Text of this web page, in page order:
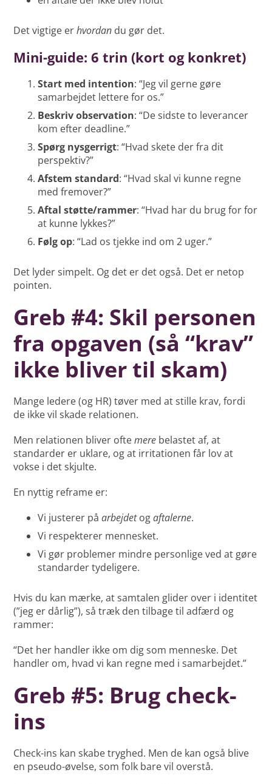
Det vigtige erhvordan du gør det.
Mini-guide: 6 trin (kort og konkret)
Start med intention: “Jeg vil gerne gøre
samarbejdet lettere for os.”
Beskriv observation: “De sidste to leverancer
kom efter deadline.”
Spørg nysgerrigt: “Hvad skete der fra dit
perspektiv?”
Afstem standard: “Hvad skal vi kunne regne
med fremover?”
Aftal støtte/rammer: “Hvad har du brug for for
at kunne lykkes?”
Følg op: “Lad os tjekke ind om 2 uger.”
Det lyder simpelt. Og det er det også. Det er netop
pointen.
Greb #4: Skil personen
fra opgaven (så “krav”
ikke bliver til skam)
Mange ledere (og HR) tøver med at stille krav, fordi
de ikke vil skade relationen.
Men relationen bliver oftemere belastet af, at
standarder er uklare, og at irritationen får lov at
vokse i det skjulte.
En nyttig reframe er:
Vi justerer påarbejdetogaftalerne.
Vi respekterer mennesket.
Vi gør problemer mindre personlige ved at gøre
standarder tydeligere.
Hvis du kan mærke, at samtalen glider over i identitet
(”jeg er dårlig”), så træk den tilbage til adfærd og
rammer:
“Det her handler ikke om dig som menneske. Det
handler om, hvad vi kan regne med i samarbejdet.”
Greb #5: Brug check-
ins
Check-ins kan skabe tryghed. Men de kan også blive
en pseudo-øvelse, som folk bare vil overstå.